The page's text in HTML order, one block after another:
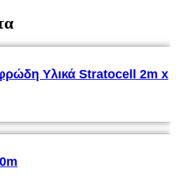
Υλικά Stratocell 2m x